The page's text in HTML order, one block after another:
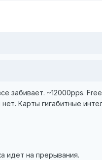
забивает. ~12000pps.
Карты гигабитные
идет на прерывания.